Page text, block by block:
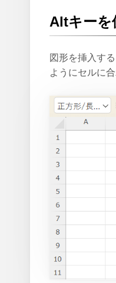
Altキーを
図形を挿入す
ようにセルに